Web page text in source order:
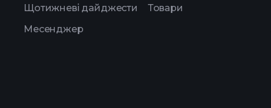
Щотижневі дайджести
Месенджер
Товари